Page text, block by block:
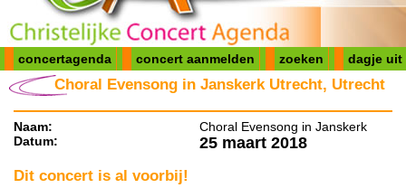
concertagenda concert aanmelden zoeken dagje uit
Choral Evensong in Janskerk Utrecht, Utrecht
Naam:
Choral Evensong in Janskerk
Datum:
25 maart 2018
Dit concert is al voorbij!